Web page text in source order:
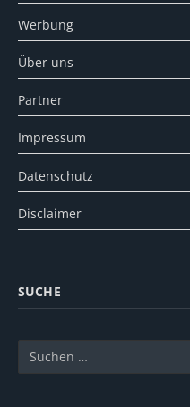
Werbung
Über uns
Partner
Impressum
Datenschutz
Disclaimer
SUCHE